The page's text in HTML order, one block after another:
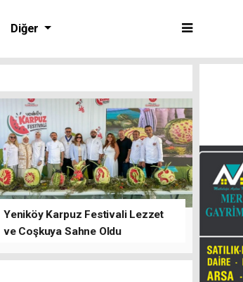
Diğer
Yeniköy Karpuz Festivali Lezzet
ve Coşkuya Sahne Oldu